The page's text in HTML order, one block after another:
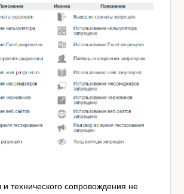
технического сопровождения не